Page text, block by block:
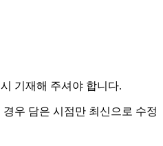
기재해 주셔야 합니다.
우 담은 시점만 최신으로 수정